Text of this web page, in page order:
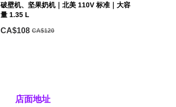
破壁机、坚果奶机｜北美 110V 标准｜大容
量 1.35 L
CA$108 CA$120
店面地址